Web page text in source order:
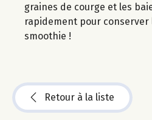
graines de courge et les
rapidement pour
smoothie !
Retour à la liste